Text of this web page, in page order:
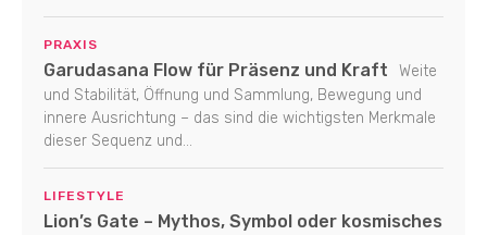
PRAXIS
Garudasana Flow für Präsenz und Kraft
Weite
und Stabilität, Öffnung und Sammlung, Bewegung und
innere Ausrichtung – das sind die wichtigsten Merkmale
dieser Sequenz und...
LIFESTYLE
Lion’s Gate – Mythos, Symbol oder kosmisches